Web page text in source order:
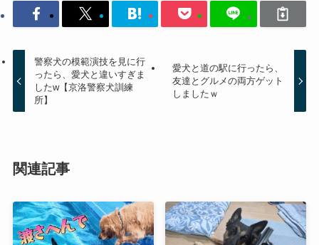
警察犬の模範演技を見に行
ったら、愛犬と違いすぎま
したw【京洛警察犬訓練
所】
愛犬と道の駅に行ったら、
友達とグルメの両方ゲット
しましたｗ
関連記事